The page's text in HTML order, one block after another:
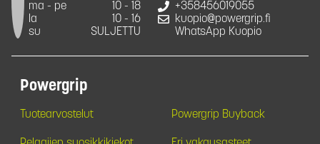
ma - pe
10 - 18
la
10 - 16
su
SULJETTU
+358456019055
kuopio@powergrip.fi
WhatsApp Kuopio
Powergrip
Tuotearvostelut Powergrip Buyback